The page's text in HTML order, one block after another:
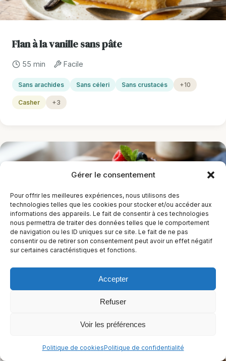
Gérer le consentement
Pour offrir les meilleures expériences, nous utilisons des
technologies telles que les cookies pour stocker et/ou accéder aux
informations des appareils. Le fait de consentir à ces technologies
nous permettra de traiter des données telles que le comportement
de navigation ou les ID uniques sur ce site. Le fait de ne pas
consentir ou de retirer son consentement peut avoir un effet négatif
sur certaines caractéristiques et fonctions.
Accepter
Refuser
Voir les préférences
Politique de cookiesPolitique de confidentialité
Flan à la vanille sans pâte
55 min Facile
Sans arachides Sans céleri Sans crustacés +10
Casher +3
Flan au chocolat sans pâte
Sans céleri